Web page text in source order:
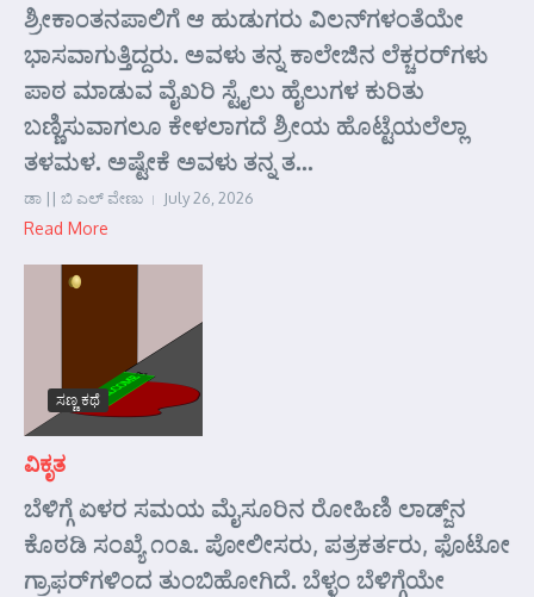
ಶ್ರೀಕಾಂತನಪಾಲಿಗೆ ಆ ಹುಡುಗರು ವಿಲನ್‌ಗಳಂತೆಯೇ
ಭಾಸವಾಗುತ್ತಿದ್ದರು. ಅವಳು ತನ್ನ ಕಾಲೇಜಿನ ಲೆಕ್ಚರರ್‌ಗಳು
ಪಾಠ ಮಾಡುವ ವೈಖರಿ ಸ್ಟೈಲು ಹೈಲುಗಳ ಕುರಿತು
ಬಣ್ಣಿಸುವಾಗಲೂ ಕೇಳಲಾಗದೆ ಶ್ರೀಯ ಹೊಟ್ಟೆಯಲೆಲ್ಲಾ
ತಳಮಳ. ಅಷ್ಟೇಕೆ ಅವಳು ತನ್ನ ತ...
ಡಾ || ಬಿ ಎಲ್ ವೇಣು July 26, 2026
Read More
ಸಣ್ಣ ಕಥೆ
ವಿಕೃತ
ಬೆಳಿಗ್ಗೆ ಏಳರ ಸಮಯ ಮೈಸೂರಿನ ರೋಹಿಣಿ ಲಾಡ್ಜ್‌ನ
ಕೊಠಡಿ ಸಂಖ್ಯೆ ೧೦೩. ಪೋಲೀಸರು, ಪತ್ರಕರ್ತರು, ಫೊಟೋ
ಗ್ರಾಫರ್‌ಗಳಿಂದ ತುಂಬಿಹೋಗಿದೆ. ಬೆಳ್ಳಂ ಬೆಳಿಗ್ಗೆಯೇ